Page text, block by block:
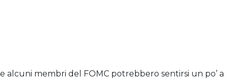
alcuni membri del FOMC potrebbero sentirsi un po’ a